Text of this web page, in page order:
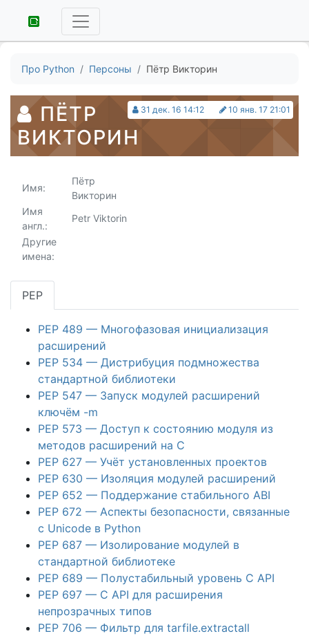
Про Python Персоны Пётр Викторин
31 дек. 16 14:12 10 янв. 17 21:01
ПЁТР
ВИКТОРИН
Имя:
Пётр
Викторин
Имя
англ.:
Petr Viktorin
Другие
имена:
PEP
PEP 489 — Многофазовая инициализация
расширений
PEP 534 — Дистрибуция подмножества
стандартной библиотеки
PEP 547 — Запуск модулей расширений
ключём -m
PEP 573 — Доступ к состоянию модуля из
методов расширений на C
PEP 627 — Учёт установленных проектов
PEP 630 — Изоляция модулей расширений
PEP 652 — Поддержание стабильного ABI
PEP 672 — Аспекты безопасности, связанные
с Unicode в Python
PEP 687 — Изолирование модулей в
стандартной библиотеке
PEP 689 — Полустабильный уровень C API
PEP 697 — C API для расширения
непрозрачных типов
PEP 706 — Фильтр для tarfile.extractall